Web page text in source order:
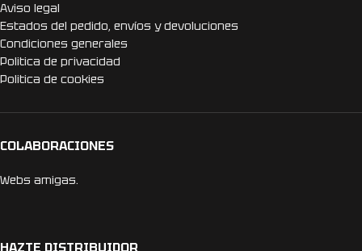
Aviso legal
Estados del pedido, envíos y devoluciones
Condiciones generales
Politica de privacidad
Politica de cookies
COLABORACIONES
Webs amigas.